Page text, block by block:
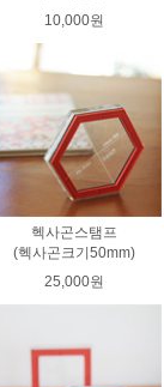
10,000원
헥사곤스탬프
(헥사곤크기50mm)
25,000원